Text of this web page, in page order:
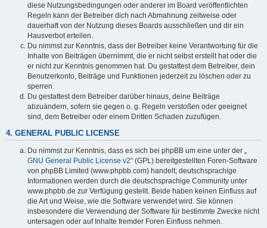
diese Nutzungsbedingungen oder anderer im Board veröffentlichten
Regeln kann der Betreiber dich nach Abmahnung zeitweise oder
dauerhaft von der Nutzung dieses Boards ausschließen und dir ein
Hausverbot erteilen.
Du nimmst zur Kenntnis, dass der Betreiber keine Verantwortung für die
Inhalte von Beiträgen übernimmt, die er nicht selbst erstellt hat oder die
er nicht zur Kenntnis genommen hat. Du gestattest dem Betreiber, dein
Benutzerkonto, Beiträge und Funktionen jederzeit zu löschen oder zu
sperren.
Du gestattest dem Betreiber darüber hinaus, deine Beiträge
abzuändern, sofern sie gegen o. g. Regeln verstoßen oder geeignet
sind, dem Betreiber oder einem Dritten Schaden zuzufügen.
4. GENERAL PUBLIC LICENSE
Du nimmst zur Kenntnis, dass es sich bei phpBB um eine unter der „
GNU General Public License v2“ (GPL) bereitgestellten Foren-Software
von phpBB Limited (www.phpbb.com) handelt; deutschsprachige
Informationen werden durch die deutschsprachige Community unter
www.phpbb.de zur Verfügung gestellt. Beide haben keinen Einfluss auf
die Art und Weise, wie die Software verwendet wird. Sie können
insbesondere die Verwendung der Software für bestimmte Zwecke nicht
untersagen oder auf Inhalte fremder Foren Einfluss nehmen.